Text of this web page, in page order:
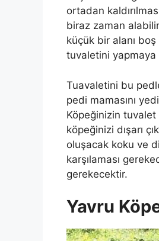
ortadan
biraz zaman
küçük bir alanı
tuvaletini yapmaya
Tuavaletini bu
pedi mamasını
Köpeğinizin tuvalet
köpeğinizi dışarı
oluşacak koku ve
karşılaması
gerekecektir.
Yavru